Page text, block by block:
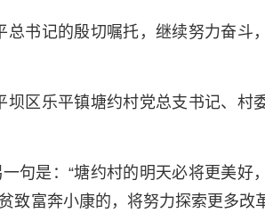
书记的殷切嘱托，继续努力奋斗
区乐平镇塘约村党总支书记、村
句是：“塘约村的明天必将更美好
致富奔小康的，将努力探索更多改